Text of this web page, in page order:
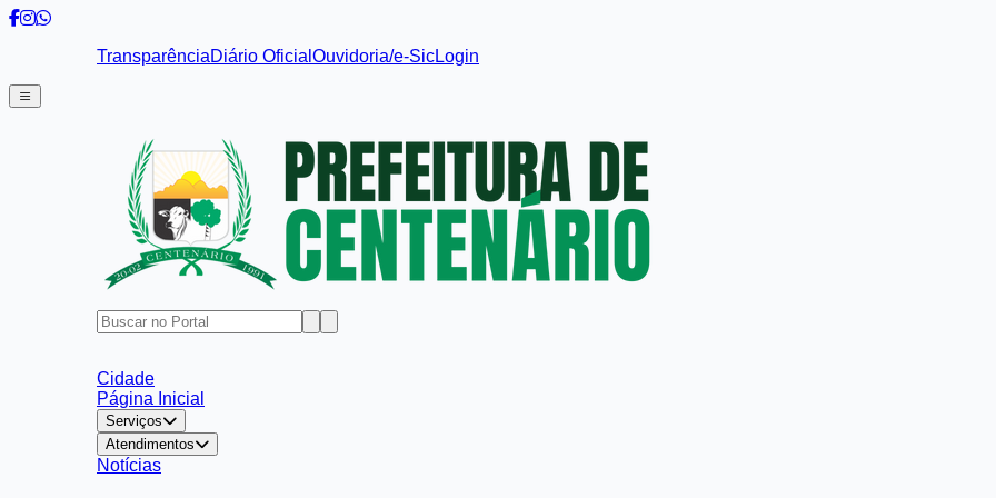
TransparênciaDiário Oficial Ouvidoria/e-SicLogin
Cidade
Página Inicial
Serviços
Atendimentos
Notícias